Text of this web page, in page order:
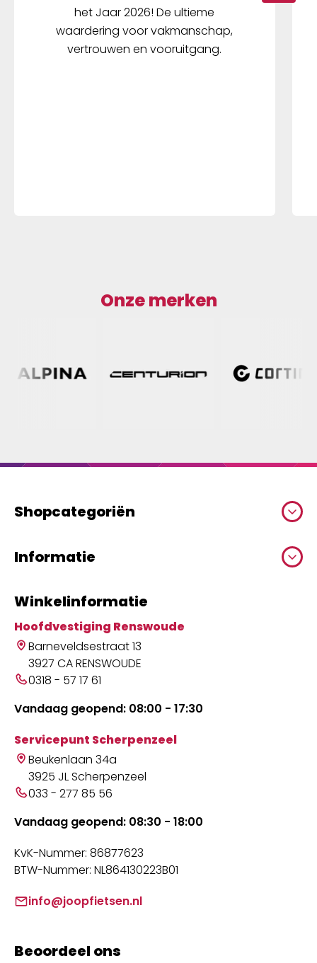
het Jaar 2026! De ultieme
waardering voor vakmanschap,
vertrouwen en vooruitgang.
Onze merken
Shopcategoriën
Informatie
Winkelinformatie
Hoofdvestiging Renswoude
Barneveldsestraat 13
3927 CA RENSWOUDE
0318 - 57 17 61
Vandaag geopend: 08:00 - 17:30
Servicepunt Scherpenzeel
Beukenlaan 34a
3925 JL Scherpenzeel
033 - 277 85 56
Vandaag geopend: 08:30 - 18:00
KvK-Nummer: 86877623
BTW-Nummer: NL864130223B01
info@joopfietsen.nl
Beoordeel ons